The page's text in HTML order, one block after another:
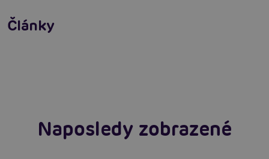
Články
vibrátor?
Číst více
Erotická inteligence: Příručka Sexiomů
Naposledy zobrazené